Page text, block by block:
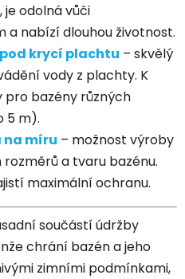
odolná vůči
a nabízí dlouhou životnost.
krycí plachtu – skvělý
vody z plachty. K
pro bazény různých
5 m).
míru – možnost výroby
a tvaru bazénu.
maximální ochranu.
součástí údržby
chrání bazén a jeho
zimními podmínkami,